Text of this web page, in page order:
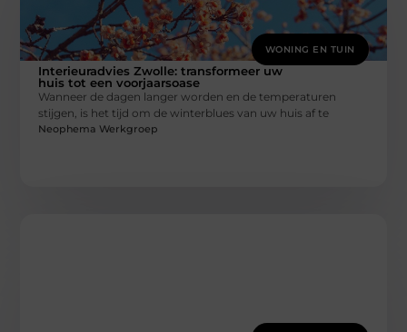
WONING EN TUIN
Interieuradvies Zwolle: transformeer uw
huis tot een voorjaarsoase
Wanneer de dagen langer worden en de temperaturen
stijgen, is het tijd om de winterblues van uw huis af te
Neophema Werkgroep